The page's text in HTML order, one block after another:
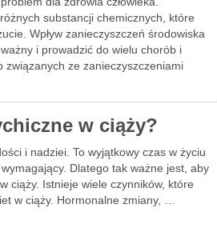
substancji chemicznych, które
Wpływ zanieczyszczeń środowiska
i prowadzić do wielu chorób i
ze zanieczyszczeniami
w ciąży?
i nadziei. To wyjątkowy czas w życiu
Dlatego tak ważne jest, aby
ciąży. Istnieje wiele czynników, które
w ciąży. Hormonalne zmiany, …